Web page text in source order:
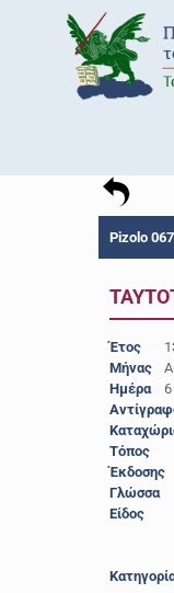
Pizolo
Έτος
Μήνας
Ημέρα
6
Τόπος
Έκδοσης
Γλώσσα
Είδος